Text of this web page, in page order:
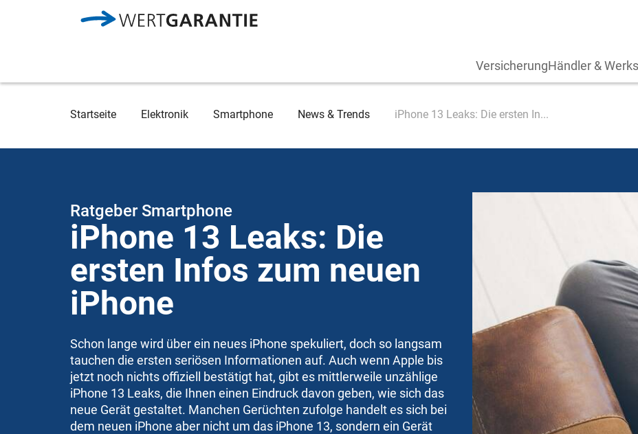
VersicherungHändler &
Breadcrumb
Startseite Elektronik Smartphone News & Trends iPhone 13 Leaks: Die ersten In...
Ratgeber Smartphone
iPhone 13 Leaks: Die
ersten Infos zum neuen
iPhone
Schon lange wird über ein neues iPhone spekuliert, doch so langsam
tauchen die ersten seriösen Informationen auf. Auch wenn Apple bis
jetzt noch nichts offiziell bestätigt hat, gibt es mittlerweile unzählige
iPhone 13 Leaks, die Ihnen einen Eindruck davon geben, wie sich das
neue Gerät gestaltet. Manchen Gerüchten zufolge handelt es sich bei
dem neuen iPhone aber nicht um das iPhone 13, sondern ein Gerät